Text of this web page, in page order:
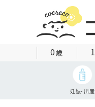
0歳 1
妊娠・出産